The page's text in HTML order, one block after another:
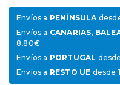
Envíos a PENÍNSULA
Envíos a CANARIAS,
8,80€
Envíos a PORTUGAL
Envíos a RESTO UE desde